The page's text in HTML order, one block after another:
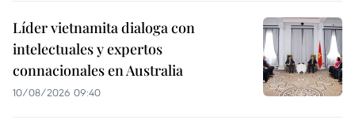
Líder vietnamita dialoga con
intelectuales y expertos
connacionales en Australia
10/08/2026 09:40